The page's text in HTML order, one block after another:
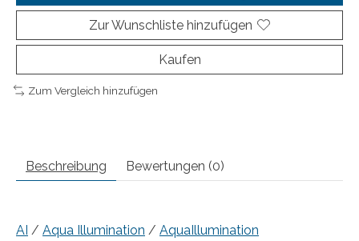
Zur Wunschliste hinzufügen
Kaufen
Zum Vergleich hinzufügen
Beschreibung Bewertungen (0)
AI / Aqua Illumination / AquaIllumination